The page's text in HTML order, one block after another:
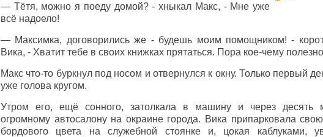
— Тётя, можно я поеду домой? - хныкал Макс, - Мне уже
всё надоело!
— Максимка, договорились же - будешь моим помощником! -
Вика, - Хватит тебе в своих книжках прятаться. Пора кое-чему
Макс что-то буркнул под носом и отвернулся к окну. Только первый
уже голова кругом.
Утром его, ещё сонного, затолкала в машину и через десять
огромному автосалону на окраине города. Вика припарковала
бордового цвета на служебной стоянке и, цокая каблуками,